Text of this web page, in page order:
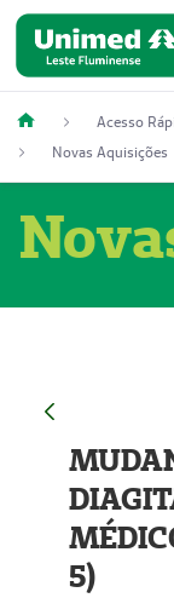
Acesso
Novas Aquisições
5)